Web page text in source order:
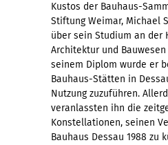
Kustos der Bauhaus-
Stiftung Weimar, Michael
über sein Studium an der
Architektur und Bauwesen
seinem Diplom wurde er
Bauhaus-Stätten in
Nutzung zuzuführen.
veranlassten ihn die
Konstellationen, seinen
Bauhaus Dessau 1988 zu